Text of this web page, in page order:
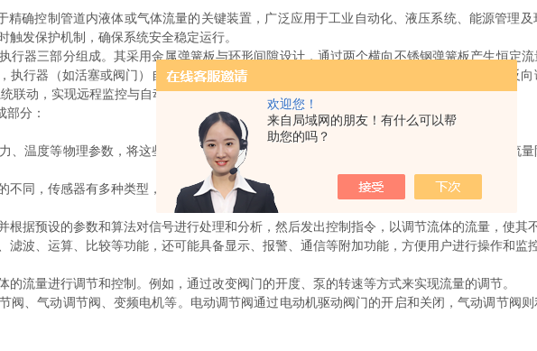
欢迎您！
来自局域网的朋友！有什么可以帮
助您的吗？
精确控制管道内液体或气体流量的关键装置，广泛应用于工业自动化、液压系统、能源管理
发保护机制，确保系统安全稳定运行。
器三部分组成。其采用金属弹簧板与环形间隙设计，通过两个横向不锈钢弹簧板产生恒定流
执行器（如活塞或阀门）自动调整管道截面积，限制流量继续上升；若流量过低，则通过反
联动，实现远程监控与自动校准。
部分：
温度等物理参数，将这些参数转换为电信号，以便后续的控制和处理。例如，在电磁式流量
同，传感器有多种类型，如电磁传感器、超声波传感器、节流装置（如孔板、喷嘴）等。
据预设的参数和算法对信号进行处理和分析，然后发出控制指令，以调节流体的流量，使其不
波、运算、比较等功能，还可能具备显示、报警、通信等附加功能，方便用户进行操作和监控
流量进行调节和控制。例如，通过改变阀门的开度、泵的转速等方式来实现流量的调节。
、气动调节阀、变频电机等。电动调节阀通过电动机驱动阀门的开启和关闭，气动调节阀